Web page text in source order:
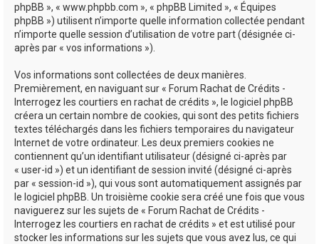
phpBB », « www.phpbb.com », « phpBB Limited », « Équipes
phpBB ») utilisent n’importe quelle information collectée pendant
n’importe quelle session d’utilisation de votre part (désignée ci-
après par « vos informations »).
Vos informations sont collectées de deux manières.
Premièrement, en naviguant sur « Forum Rachat de Crédits -
Interrogez les courtiers en rachat de crédits », le logiciel phpBB
créera un certain nombre de cookies, qui sont des petits fichiers
textes téléchargés dans les fichiers temporaires du navigateur
Internet de votre ordinateur. Les deux premiers cookies ne
contiennent qu’un identifiant utilisateur (désigné ci-après par
« user-id ») et un identifiant de session invité (désigné ci-après
par « session-id »), qui vous sont automatiquement assignés par
le logiciel phpBB. Un troisième cookie sera créé une fois que vous
naviguerez sur les sujets de « Forum Rachat de Crédits -
Interrogez les courtiers en rachat de crédits » et est utilisé pour
stocker les informations sur les sujets que vous avez lus, ce qui